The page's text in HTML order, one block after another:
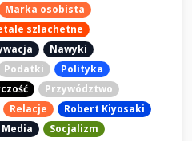
Marka osobista
szlachetne
Nawyki
Podatki
Polityka
Przywództwo
Relacje
Robert Kiyosaki
Socjalizm